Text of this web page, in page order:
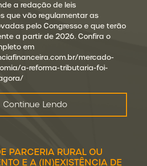
a redação de leis
que vão regulamentar as
pelo Congresso e que terão
a partir de 2026. Confira o
em
mercado-
a-reforma-tributaria-foi-
Continue Lendo
PARCERIA RURAL OU
E A (IN)EXISTÊNCIA DE